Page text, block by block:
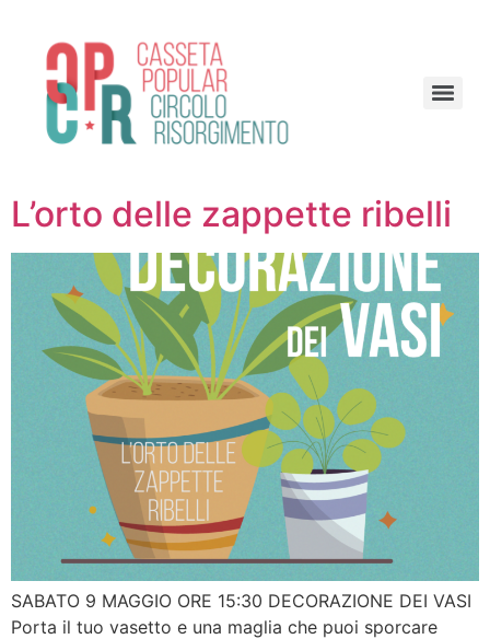
L’orto delle zappette ribelli
SABATO 9 MAGGIO ORE 15:30 DECORAZIONE DEI VASI
Porta il tuo vasetto e una maglia che puoi sporcare